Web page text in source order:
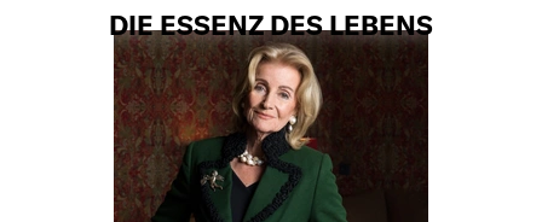
DIE ESSENZ DES LEBENS